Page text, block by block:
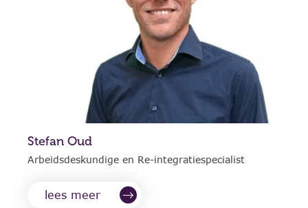
Stefan Oud
Arbeidsdeskundige en Re-integratiespecialist
lees meer